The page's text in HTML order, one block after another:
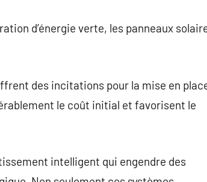
d’énergie verte, les panneaux
des incitations pour la mise en
le coût initial et favorisent le
intelligent qui engendre des